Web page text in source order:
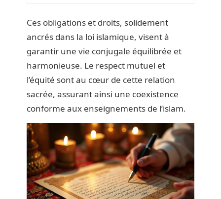
Ces obligations et droits, solidement
ancrés dans la loi islamique, visent à
garantir une vie conjugale équilibrée et
harmonieuse. Le respect mutuel et
l’équité sont au cœur de cette relation
sacrée, assurant ainsi une coexistence
conforme aux enseignements de l’islam.